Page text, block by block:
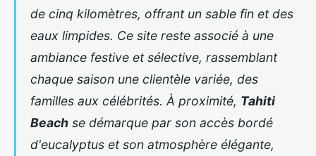
de cinq kilomètres, offrant un sable fin et des
eaux limpides. Ce site reste associé à une
ambiance festive et sélective, rassemblant
chaque saison une clientèle variée, des
familles aux célébrités. À proximité, Tahiti
Beach se démarque par son accès bordé
d'eucalyptus et son atmosphère élégante,